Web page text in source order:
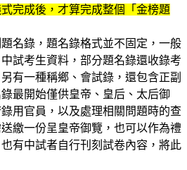
完成後，才算完成整個「金榜題
名錄，題名錄格式並不固定，一般
試考生資料，部分題名錄還收錄考
有一種稱鄉、會試錄，還包含正副
最開始僅供皇帝、皇后、太后御
用官員，以及處理相關問題時的查
繳一份呈皇帝御覽，也可以作為禮
有中試者自行刊刻試卷內容，將此